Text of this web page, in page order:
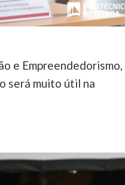
e Empreendedorismo,
será muito útil na